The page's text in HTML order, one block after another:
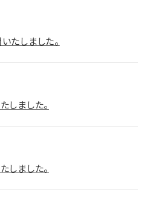
たしました。
しました。
しました。